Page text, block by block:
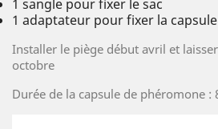
1 sangle pour fixer le sac
1 adaptateur pour fixer la
Installer le piège début avril et
octobre
Durée de la capsule de phéromone :